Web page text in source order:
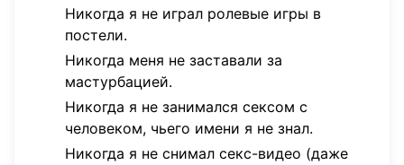
Никогда я не играл ролевые игры в
постели.
Никогда меня не заставали за
мастурбацией.
Никогда я не занимался сексом с
человеком, чьего имени я не знал.
Никогда я не снимал секс-видео (даже